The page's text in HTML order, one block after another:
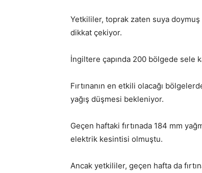
Yetkililer, toprak zaten suya doymuş
dikkat çekiyor.
İngiltere çapında 200 bölgede sele
Fırtınanın en etkili olacağı
yağış düşmesi bekleniyor.
Geçen haftaki fırtınada 184 mm
elektrik kesintisi olmuştu.
Ancak yetkililer, geçen hafta da